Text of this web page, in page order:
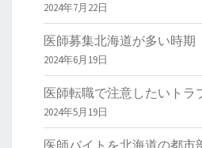
2024年7月22日
医師募集北海道が多い時期
2024年6月19日
医師転職で注意したいトラ
2024年5月19日